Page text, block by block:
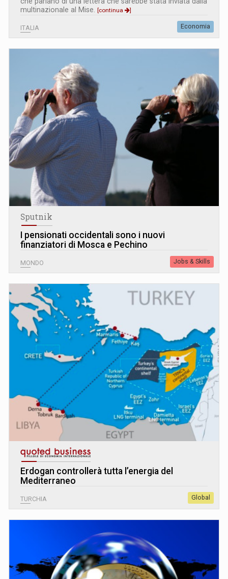
multinazionale al Mise. [continua ]
ITALIA Economia
Sputnik
I pensionati occidentali sono i nuovi
finanziatori di Mosca e Pechino
MONDO Jobs & Skills
Erdogan controllerà tutta l’energia del
Mediterraneo
TURCHIA Global